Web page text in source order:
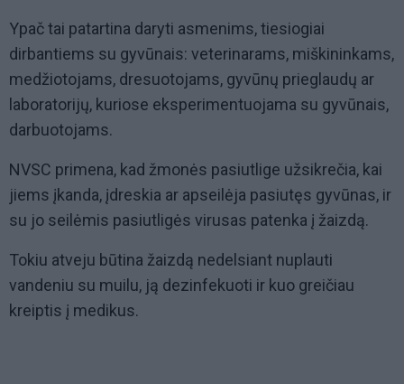
Ypač tai patartina daryti asmenims, tiesiogiai
dirbantiems su gyvūnais: veterinarams, miškininkams,
medžiotojams, dresuotojams, gyvūnų prieglaudų ar
laboratorijų, kuriose eksperimentuojama su gyvūnais,
darbuotojams.
NVSC primena, kad žmonės pasiutlige užsikrečia, kai
jiems įkanda, įdreskia ar apseilėja pasiutęs gyvūnas, ir
su jo seilėmis pasiutligės virusas patenka į žaizdą.
Tokiu atveju būtina žaizdą nedelsiant nuplauti
vandeniu su muilu, ją dezinfekuoti ir kuo greičiau
kreiptis į medikus.